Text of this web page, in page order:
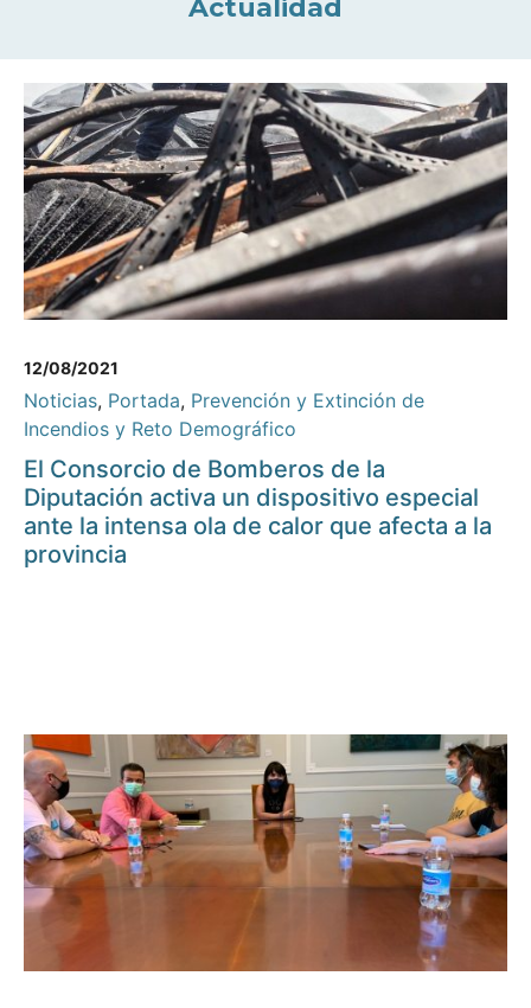
Actualidad
12/08/2021
Noticias, Portada, Prevención y Extinción de
Incendios y Reto Demográfico
El Consorcio de Bomberos de la
Diputación activa un dispositivo especial
ante la intensa ola de calor que afecta a la
provincia